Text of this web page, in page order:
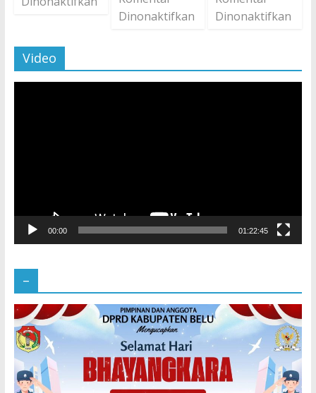
Dinonaktifkan
Dinonaktifkan
Video
00:00 01:22:45
–